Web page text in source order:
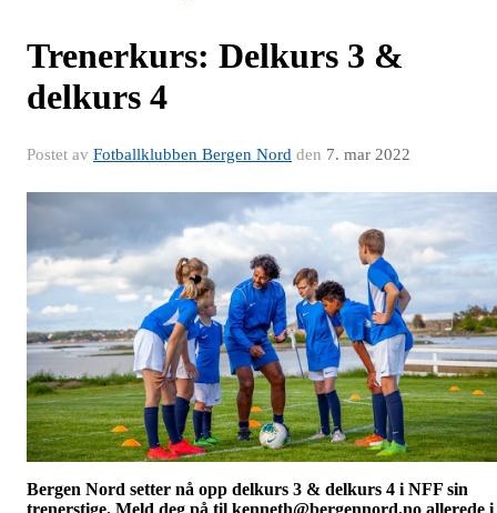
Trenerkurs: Delkurs 3 &
delkurs 4
Postet av Fotballklubben Bergen Nord den 7. mar 2022
Bergen Nord setter nå opp delkurs 3 & delkurs 4 i NFF sin
trenerstige. Meld deg på til kenneth@bergennord.no allerede i